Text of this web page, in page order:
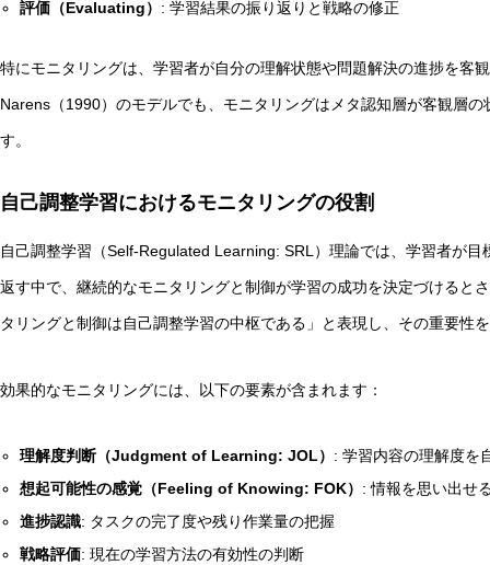
評価（Evaluating） : 学習結果の振り返りと戦略の修正
特にモニタリングは、学習者が自分の理解状態や問題解決の進捗を客
Narens（1990）のモデルでも、モニタリングはメタ認知層が客観層
す。
自己調整学習におけるモニタリングの役割
自己調整学習（Self-Regulated Learning: SRL）理論では、学習者が
返す中で、継続的なモニタリングと制御が学習の成功を決定づけると
タリングと制御は自己調整学習の中枢である」と表現し、その重要性
効果的なモニタリングには、以下の要素が含まれます：
理解度判断（Judgment of Learning: JOL） : 学習内容の理解度を
想起可能性の感覚（Feeling of Knowing: FOK） : 情報を思い出せ
進捗認識: タスクの完了度や残り作業量の把握
戦略評価: 現在の学習方法の有効性の判断